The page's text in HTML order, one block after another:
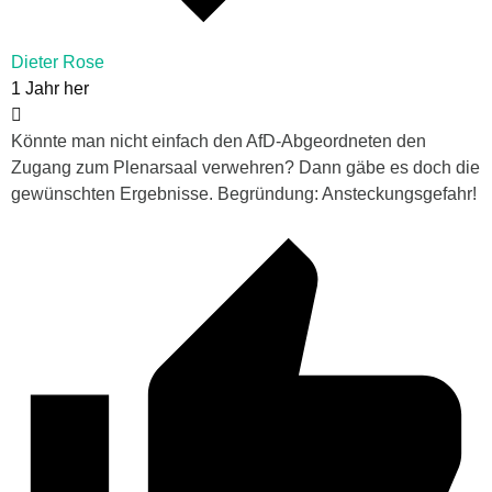
Dieter Rose
1 Jahr her
Könnte man nicht einfach den AfD-Abgeordneten den
Zugang zum Plenarsaal verwehren? Dann gäbe es doch die
gewünschten Ergebnisse. Begründung: Ansteckungsgefahr!